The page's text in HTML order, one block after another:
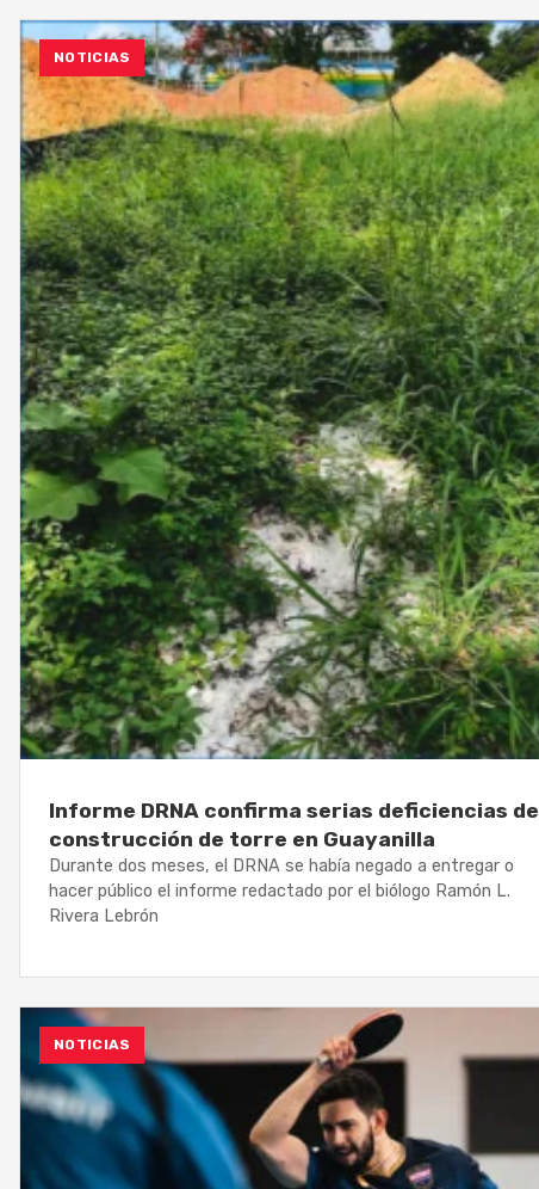
NOTICIAS
Informe DRNA confirma serias deficiencias de
construcción de torre en Guayanilla
Durante dos meses, el DRNA se había negado a entregar o
hacer público el informe redactado por el biólogo Ramón L.
Rivera Lebrón
NOTICIAS